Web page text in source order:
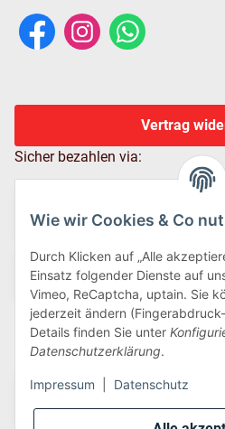
Wie wir Cookies & Co
Durch Klicken auf „Alle
Einsatz folgender Dienste auf
Vimeo, ReCaptcha, uptain. Sie
jederzeit ändern
Details finden Sie unter
Datenschutzerklärung.
Impressum Datenschutz
Vertrag
Sicher bezahlen via:
Wir versenden via: